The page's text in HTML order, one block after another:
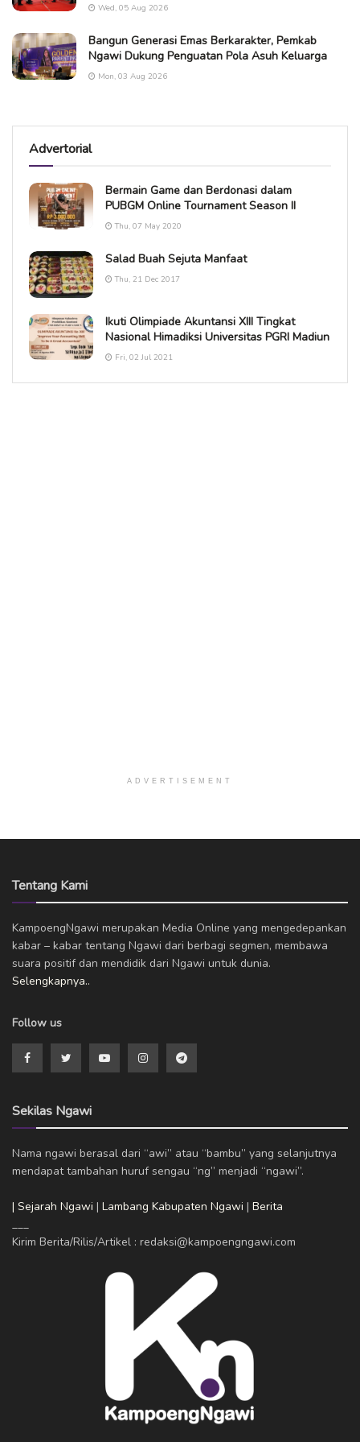
Wed, 05 Aug 2026
Bangun Generasi Emas Berkarakter, Pemkab
Ngawi Dukung Penguatan Pola Asuh Keluarga
Mon, 03 Aug 2026
Advertorial
Bermain Game dan Berdonasi dalam
PUBGM Online Tournament Season II
Thu, 07 May 2020
Salad Buah Sejuta Manfaat
Thu, 21 Dec 2017
Ikuti Olimpiade Akuntansi XIII Tingkat
Nasional Himadiksi Universitas PGRI Madiun
Fri, 02 Jul 2021
ADVERTISEMENT
Tentang Kami
KampoengNgawi merupakan Media Online yang mengedepankan
kabar – kabar tentang Ngawi dari berbagi segmen, membawa
suara positif dan mendidik dari Ngawi untuk dunia.
Selengkapnya..
Follow us
Sekilas Ngawi
Nama ngawi berasal dari “awi” atau “bambu” yang selanjutnya
mendapat tambahan huruf sengau “ng” menjadi “ngawi”.
| Sejarah Ngawi | Lambang Kabupaten Ngawi | Berita
Kirim Berita/Rilis/Artikel : redaksi@kampoengngawi.com